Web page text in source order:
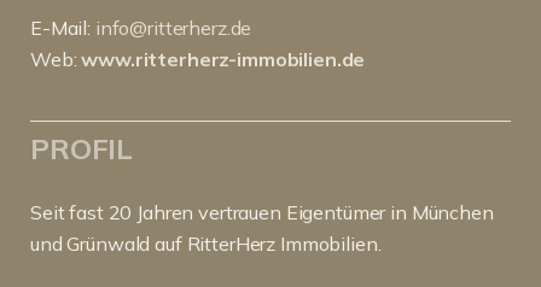
E-Mail: info@ritterherz.de
Web:www.ritterherz-immobilien.de
PROFIL
Seit fast 20 Jahren vertrauen Eigentümer in München
und Grünwald auf RitterHerz Immobilien.